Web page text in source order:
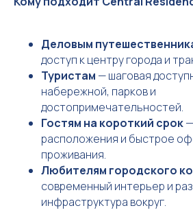
Деловым
доступ к центру города и
Туристам — шаговая
набережной, парков и
достопримечательностей.
Гостям на короткий срок
расположения и быстрое
проживания.
Любителям городского
современный интерьер и
инфраструктура вокруг.